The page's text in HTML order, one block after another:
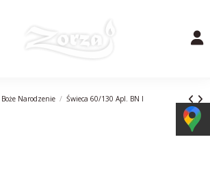
Boże Narodzenie Świeca 60/130 Apl. BN I